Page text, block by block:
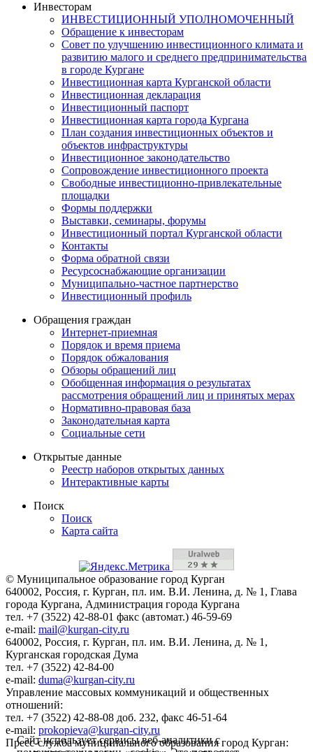
Инвесторам
ИНВЕСТИЦИОННЫЙ УПОЛНОМОЧЕННЫЙ
Обращение к инвесторам
Совет по улучшению инвестиционного климата и
развитию малого и среднего предпринимательства
в городе Кургане
Инвестиционная карта Курганской области
Инвестиционная декларация
Инвестиционный паспорт
Инвестиционная карта города Кургана
План создания инвестиционных объектов и
объектов инфраструктуры
Инвестиционное законодательство
Сопровождение инвестиционного проекта
Свободные инвестиционно-привлекательные
площадки
Формы поддержки
Выставки, семинары, форумы
Инвестиционный портал Курганской области
Контакты
Форма обратной связи
Ресурсоснабжающие организации
Муниципально-частное партнерство
Инвестиционный профиль
Обращения граждан
Интернет-приемная
Порядок и время приема
Порядок обжалования
Обзоры обращений лиц
Обобщенная информация о результатах
рассмотрения обращений лиц и принятых мерах
Нормативно-правовая база
Законодательная карта
Социальные сети
Открытые данные
Реестр наборов открытых данных
Интерактивные карты
Поиск
Поиск
Карта сайта
© Муниципальное образование город Курган
640002, Россия, г. Курган, пл. им. В.И. Ленина, д. № 1, Глава
города Кургана, Администрация города Кургана
тел. +7 (3522) 42-88-01 факс (автомат.) 46-59-69
e-mail: mail@kurgan-city.ru
640002, Россия, г. Курган, пл. им. В.И. Ленина, д. № 1,
Курганская городская Дума
тел. +7 (3522) 42-84-00
e-mail: duma@kurgan-city.ru
Управление массовых коммуникаций и общественных
отношений:
тел. +7 (3522) 42-88-08 доб. 232, факс 46-51-64
e-mail: prokopieva@kurgan-city.ru
Пресс-служба муниципального образования город Курган:
Сайт использует сервисы веб-аналитики с